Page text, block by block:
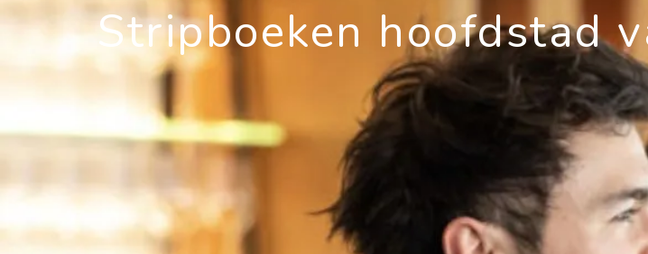
Stripboeken hoofdstad